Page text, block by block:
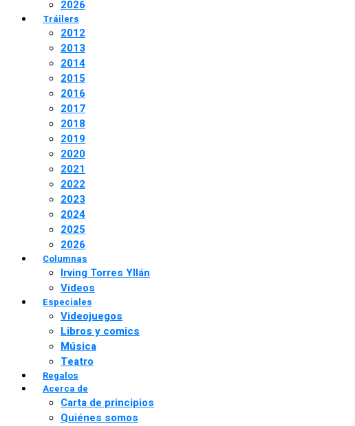
2026
Tráilers
2012
2013
2014
2015
2016
2017
2018
2019
2020
2021
2022
2023
2024
2025
2026
Columnas
Irving Torres Yllán
Videos
Especiales
Videojuegos
Libros y comics
Música
Teatro
Regalos
Acerca de
Carta de principios
Quiénes somos